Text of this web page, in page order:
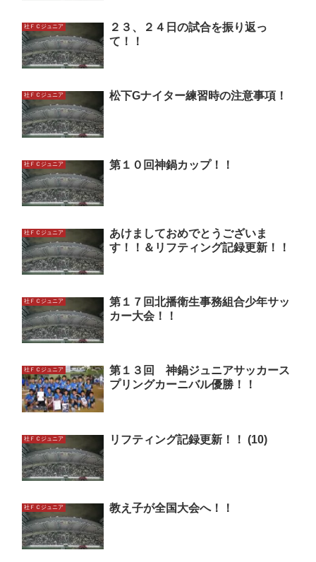
社ＦＣジュニア
２３、２４日の試合を振り返っ
て！！
社ＦＣジュニア 松下Gナイター練習時の注意事項！
社ＦＣジュニア 第１０回神鍋カップ！！
社ＦＣジュニア
あけましておめでとうございま
す！！＆リフティング記録更新！！
社ＦＣジュニア
第１７回北播衛生事務組合少年サッ
カー大会！！
社ＦＣジュニア
第１３回 神鍋ジュニアサッカース
プリングカーニバル優勝！！
社ＦＣジュニア リフティング記録更新！！ (10)
社ＦＣジュニア 教え子が全国大会へ！！